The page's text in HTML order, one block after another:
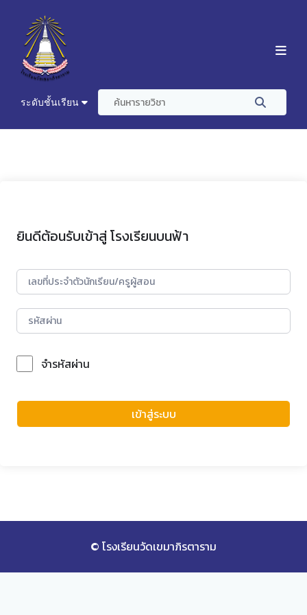
ระดับชั้นเรียน
ยินดีต้อนรับเข้าสู่ โรงเรียนบนฟ้า
จำรหัสผ่าน
เข้าสู่ระบบ
© โรงเรียนวัดเขมาภิรตาราม